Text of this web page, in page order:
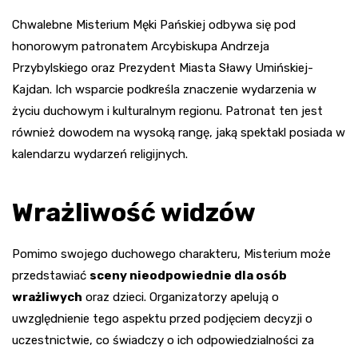
Chwalebne Misterium Męki Pańskiej odbywa się pod
honorowym patronatem Arcybiskupa Andrzeja
Przybylskiego oraz Prezydent Miasta Sławy Umińskiej-
Kajdan. Ich wsparcie podkreśla znaczenie wydarzenia w
życiu duchowym i kulturalnym regionu. Patronat ten jest
również dowodem na wysoką rangę, jaką spektakl posiada w
kalendarzu wydarzeń religijnych.
Wrażliwość widzów
Pomimo swojego duchowego charakteru, Misterium może
przedstawiać sceny nieodpowiednie dla osób
wrażliwych oraz dzieci. Organizatorzy apelują o
uwzględnienie tego aspektu przed podjęciem decyzji o
uczestnictwie, co świadczy o ich odpowiedzialności za